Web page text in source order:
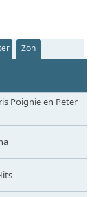
Zon
Poignie en Peter